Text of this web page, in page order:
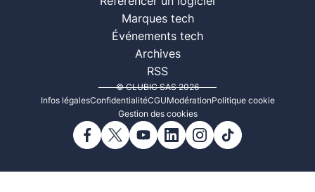
Marques tech
Événements tech
Archives
RSS
© CLUBIC SAS 2026
Infos légalesConfidentialitéCGUModérationPolitique cookie
Gestion des cookies